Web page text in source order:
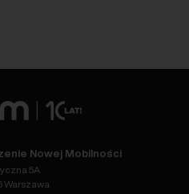
Nowej Mobilności
5A
Warszawa